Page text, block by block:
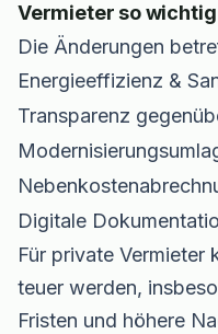
Vermieter so
Die Änderungen
Energieeffizienz &
Transparenz
Digitale
Für private Vermieter
teuer werden,
Fristen und höhere